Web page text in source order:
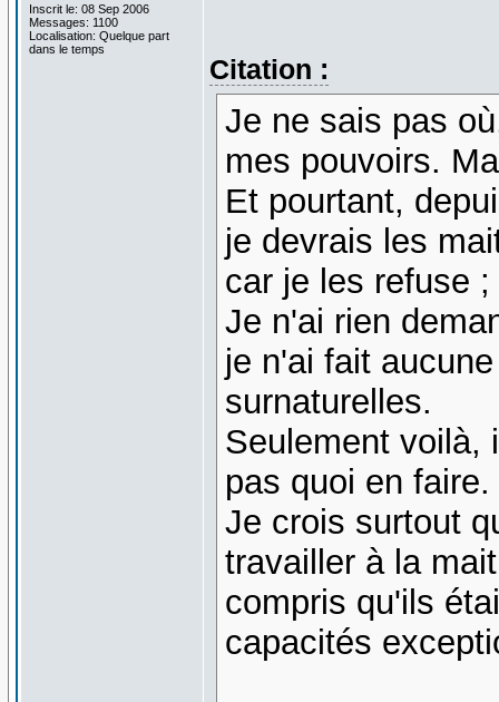
Inscrit le: 08 Sep 2006
Messages: 1100
Localisation: Quelque part
dans le temps
Citation :
Je ne sais pas
mes pouvoirs.
Et pourtant,
je devrais les
car je les refuse
Je n'ai rien
je n'ai fait
surnaturelles.
Seulement voilà,
pas quoi en faire.
Je crois surtout
travailler à la
compris qu'ils
capacités